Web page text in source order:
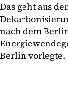
Das geht aus
nach dem
Berlin vorlegte.